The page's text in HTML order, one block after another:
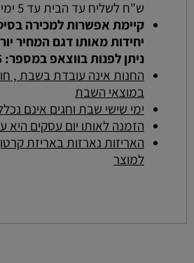
ש"ח לשליח עד הבית עד 5 ימי עסקים
יחידות מאותו דגם המחיר
ניתן לפנות בווצאפ במספר: 053-5257066.
החנות אינה עובדת בשבת ,
במוצאי השבת
ימי שישי שבת וחגים אינם
הזמנה לאותו יום עסקים היא עד
האריזות נארזות באריזת
למוצר